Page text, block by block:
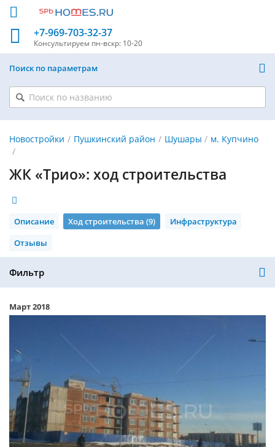
+7-969-703-32-37
Консультируем пн-вскр: 10-20
Поиск по параметрам
Новостройки Пушкинский район Шушары м. Купчино
ЖК «Трио»: ход строительства
Описание Ход строительства (9)
Инфраструктура
Отзывы
Фильтр
Март 2018